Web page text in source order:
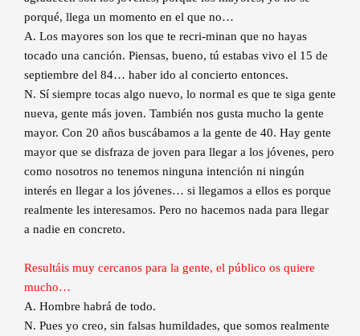
porqué, llega un momento en el que no…
A. Los mayores son los que te recri-minan que no hayas
tocado una canción. Piensas, bueno, tú estabas vivo el 15 de
septiembre del 84… haber ido al concierto entonces.
N. Sí siempre tocas algo nuevo, lo normal es que te siga gente
nueva, gente más joven. También nos gusta mucho la gente
mayor. Con 20 años buscábamos a la gente de 40. Hay gente
mayor que se disfraza de joven para llegar a los jóvenes, pero
como nosotros no tenemos ninguna intención ni ningún
interés en llegar a los jóvenes… si llegamos a ellos es porque
realmente les interesamos. Pero no hacemos nada para llegar
a nadie en concreto.
Resultáis muy cercanos para la gente, el público os quiere
mucho…
A. Hombre habrá de todo.
N. Pues yo creo, sin falsas humildades, que somos realmente